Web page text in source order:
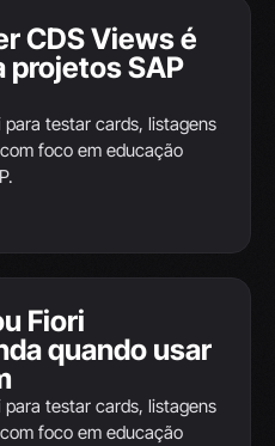
13
JUN
CDS Views é
projetos SAP
testar cards, listagens
foco em educação
12
JUN
Fiori
quando usar
testar cards, listagens
foco em educação